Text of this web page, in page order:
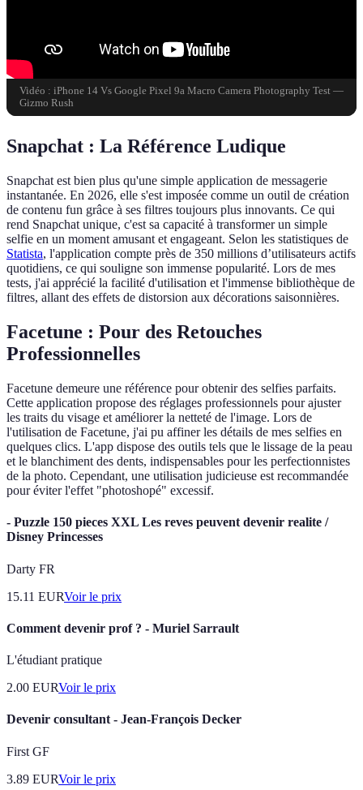
Vidéo : iPhone 14 Vs Google Pixel 9a Macro Camera Photography Test —
Gizmo Rush
Snapchat : La Référence Ludique
Snapchat est bien plus qu'une simple application de messagerie
instantanée. En 2026, elle s'est imposée comme un outil de création
de contenu fun grâce à ses filtres toujours plus innovants. Ce qui
rend Snapchat unique, c'est sa capacité à transformer un simple
selfie en un moment amusant et engageant. Selon les statistiques de
Statista, l'application compte près de 350 millions d’utilisateurs actifs
quotidiens, ce qui souligne son immense popularité. Lors de mes
tests, j'ai apprécié la facilité d'utilisation et l'immense bibliothèque de
filtres, allant des effets de distorsion aux décorations saisonnières.
Facetune : Pour des Retouches
Professionnelles
Facetune demeure une référence pour obtenir des selfies parfaits.
Cette application propose des réglages professionnels pour ajuster
les traits du visage et améliorer la netteté de l'image. Lors de
l'utilisation de Facetune, j'ai pu affiner les détails de mes selfies en
quelques clics. L'app dispose des outils tels que le lissage de la peau
et le blanchiment des dents, indispensables pour les perfectionnistes
de la photo. Cependant, une utilisation judicieuse est recommandée
pour éviter l'effet "photoshopé" excessif.
- Puzzle 150 pieces XXL Les reves peuvent devenir realite /
Disney Princesses
Darty FR
15.11 EURVoir le prix
Comment devenir prof ? - Muriel Sarrault
L'étudiant pratique
2.00 EURVoir le prix
Devenir consultant - Jean-François Decker
First GF
3.89 EURVoir le prix